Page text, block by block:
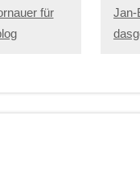
für
Jan-